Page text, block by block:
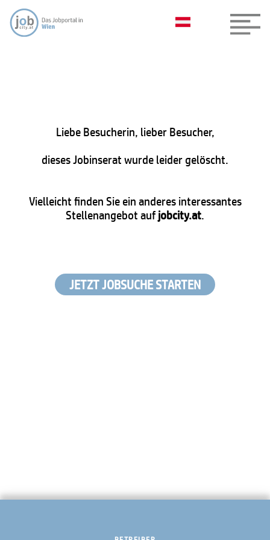
Liebe Besucherin, lieber Besucher,
dieses Jobinserat wurde leider gelöscht.
Vielleicht finden Sie ein anderes interessantes
Stellenangebot aufjobcity.at.
JETZT JOBSUCHE STARTEN